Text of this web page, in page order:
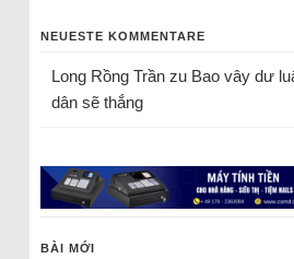
NEUESTE KOMMENTARE
Long Rồng Trầnzu Bao vây dư
dân sẽ thắng
BÀI MỚI